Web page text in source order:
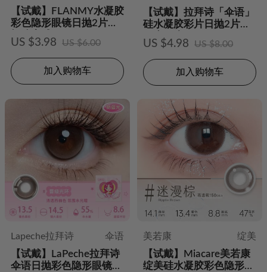
【试戴】FLANMY水凝胶
彩色隐形眼镜日抛2片装-
枫糖蜜戚风
US $3.98 US $6.00
加入购物车
【试戴】拉拜诗「伞语」
硅水凝胶彩片日抛2片装-
下班万岁
US $4.98 US $8.00
加入购物车
Lapeche拉拜诗
伞语
【试戴】LaPeche拉拜诗
伞语日抛彩色隐形眼镜日
美若康
绽美
【试戴】Miacare美若康
绽美硅水凝胶彩色隐形眼